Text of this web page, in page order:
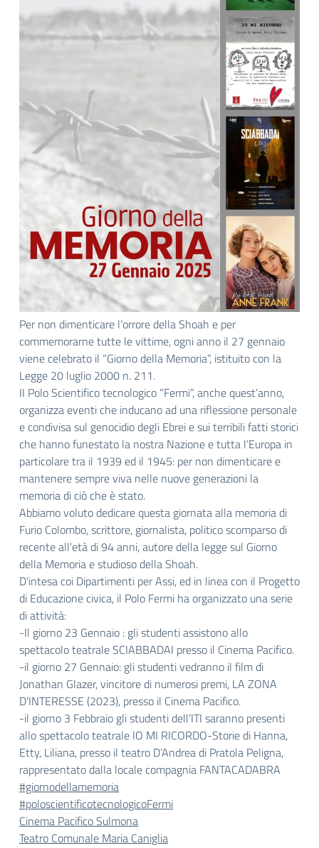
Per non dimenticare l’orrore della Shoah e per
commemorarne tutte le vittime, ogni anno il 27 gennaio
viene celebrato il “Giorno della Memoria”, istituito con la
Legge 20 luglio 2000 n. 211.
II Polo Scientifico tecnologico “Fermi”, anche quest’anno,
organizza eventi che inducano ad una riflessione personale
e condivisa sul genocidio degli Ebrei e sui terribili fatti storici
che hanno funestato la nostra Nazione e tutta l’Europa in
particolare tra il 1939 ed il 1945: per non dimenticare e
mantenere sempre viva nelle nuove generazioni la
memoria di ciò che è stato.
Abbiamo voluto dedicare questa giornata alla memoria di
Furio Colombo, scrittore, giornalista, politico scomparso di
recente all’età di 94 anni, autore della legge sul Giorno
della Memoria e studioso della Shoah.
D’intesa coi Dipartimenti per Assi, ed in linea con il Progetto
di Educazione civica, il Polo Fermi ha organizzato una serie
di attività:
-Il giorno 23 Gennaio : gli studenti assistono allo
spettacolo teatrale SCIABBADAI presso il Cinema Pacifico.
-il giorno 27 Gennaio: gli studenti vedranno il film di
Jonathan Glazer, vincitore di numerosi premi, LA ZONA
D’INTERESSE (2023), presso il Cinema Pacifico.
-il giorno 3 Febbraio gli studenti dell’ITI saranno presenti
allo spettacolo teatrale IO MI RICORDO-Storie di Hanna,
Etty, Liliana, presso il teatro D’Andrea di Pratola Peligna,
rappresentato dalla locale compagnia FANTACADABRA
#giornodellamemoria
#poloscientificotecnologicoFermi
Cinema Pacifico Sulmona
Teatro Comunale Maria Caniglia